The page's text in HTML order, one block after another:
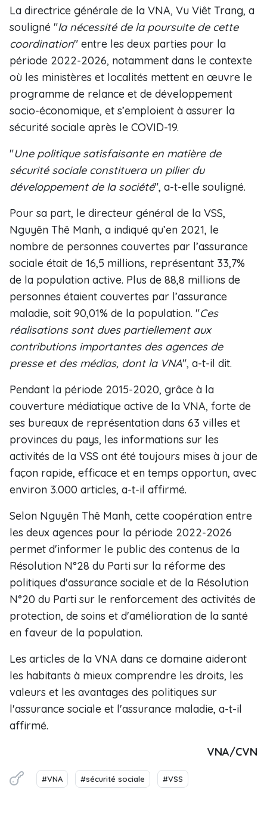
La directrice générale de la VNA, Vu Viêt Trang, a
souligné "la nécessité de la poursuite de cette
coordination" entre les deux parties pour la
période 2022-2026, notamment dans le contexte
où les ministères et localités mettent en œuvre le
programme de relance et de développement
socio-économique, et s’emploient à assurer la
sécurité sociale après le COVID-19.
"Une politique satisfaisante en matière de
sécurité sociale constituera un pilier du
développement de la société", a-t-elle souligné.
Pour sa part, le directeur général de la VSS,
Nguyên Thê Manh, a indiqué qu’en 2021, le
nombre de personnes couvertes par l’assurance
sociale était de 16,5 millions, représentant 33,7%
de la population active. Plus de 88,8 millions de
personnes étaient couvertes par l’assurance
maladie, soit 90,01% de la population. "Ces
réalisations sont dues partiellement aux
contributions importantes des agences de
presse et des médias, dont la VNA", a-t-il dit.
Pendant la période 2015-2020, grâce à la
couverture médiatique active de la VNA, forte de
ses bureaux de représentation dans 63 villes et
provinces du pays, les informations sur les
activités de la VSS ont été toujours mises à jour de
façon rapide, efficace et en temps opportun, avec
environ 3.000 articles, a-t-il affirmé.
Selon Nguyên Thê Manh, cette coopération entre
les deux agences pour la période 2022-2026
permet d'informer le public des contenus de la
Résolution N°28 du Parti sur la réforme des
politiques d'assurance sociale et de la Résolution
N°20 du Parti sur le renforcement des activités de
protection, de soins et d'amélioration de la santé
en faveur de la population.
Les articles de la VNA dans ce domaine aideront
les habitants à mieux comprendre les droits, les
valeurs et les avantages des politiques sur
l'assurance sociale et l'assurance maladie, a-t-il
affirmé.
VNA/CVN
#VNA #sécurité sociale #VSS